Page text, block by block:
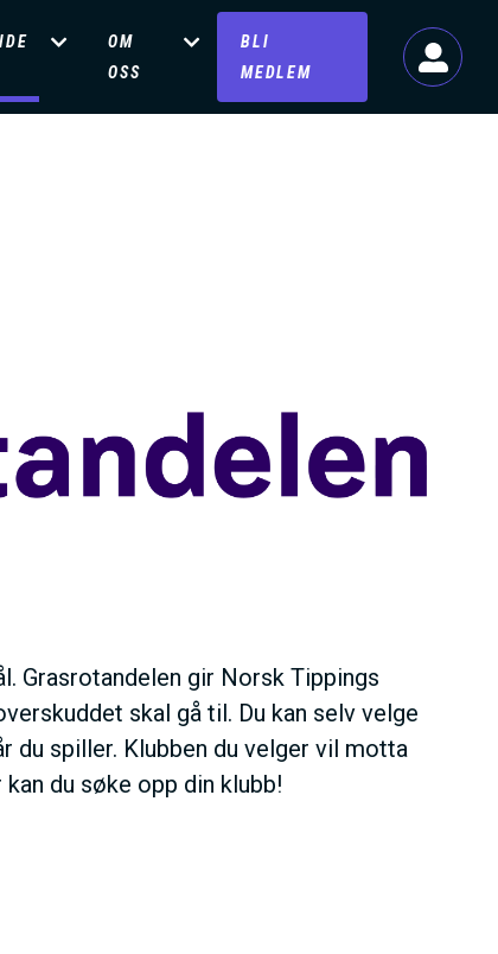
OM
OSS
BLI
MEDLEM
Grasrotandelen gir Norsk Tippings
skal gå til. Du kan selv velge
du spiller. Klubben du velger vil motta
du søke opp din klubb!